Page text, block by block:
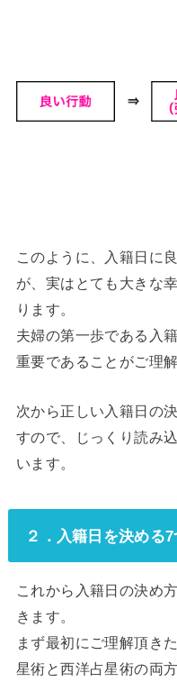
このように、入籍日に
が、実はとても大きな
ります。
夫婦の第一歩である入
重要であることがご理
次から正しい入籍日の
すので、じっくり読み
います。
２．入籍日を決める
これから入籍日の決め
きます。
まず最初にご理解頂き
星術と西洋占星術の両